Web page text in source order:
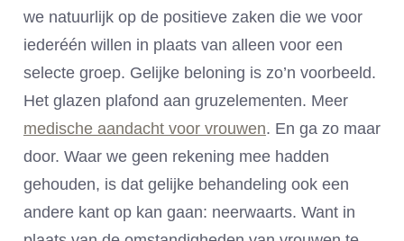
we natuurlijk op de positieve zaken die we voor
iederéén willen in plaats van alleen voor een
selecte groep. Gelijke beloning is zo’n voorbeeld.
Het glazen plafond aan gruzelementen. Meer
medische aandacht voor vrouwen. En ga zo maar
door. Waar we geen rekening mee hadden
gehouden, is dat gelijke behandeling ook een
andere kant op kan gaan: neerwaarts. Want in